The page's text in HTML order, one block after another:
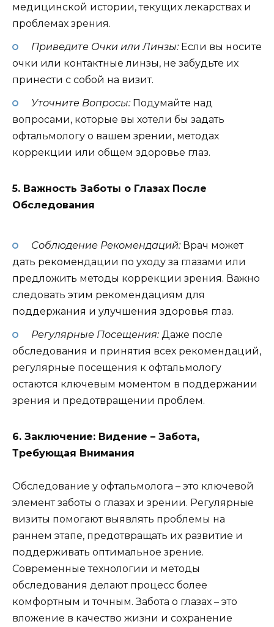
медицинской истории, текущих лекарствах и
проблемах зрения.
Приведите Очки или Линзы:Если вы носите
очки или контактные линзы, не забудьте их
принести с собой на визит.
Уточните Вопросы:Подумайте над
вопросами, которые вы хотели бы задать
офтальмологу о вашем зрении, методах
коррекции или общем здоровье глаз.
5. Важность Заботы о Глазах После
Обследования
Соблюдение Рекомендаций:Врач может
дать рекомендации по уходу за глазами или
предложить методы коррекции зрения. Важно
следовать этим рекомендациям для
поддержания и улучшения здоровья глаз.
Регулярные Посещения:Даже после
обследования и принятия всех рекомендаций,
регулярные посещения к офтальмологу
остаются ключевым моментом в поддержании
зрения и предотвращении проблем.
6. Заключение: Видение – Забота,
Требующая Внимания
Обследование у офтальмолога – это ключевой
элемент заботы о глазах и зрении. Регулярные
визиты помогают выявлять проблемы на
раннем этапе, предотвращать их развитие и
поддерживать оптимальное зрение.
Современные технологии и методы
обследования делают процесс более
комфортным и точным. Забота о глазах – это
вложение в качество жизни и сохранение